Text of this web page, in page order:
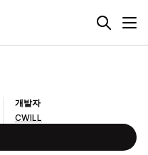
개발자
CWILL